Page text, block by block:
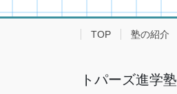
TOP 塾の紹介
トパーズ進学塾